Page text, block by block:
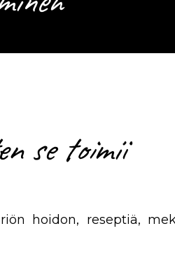
se toimii
hoidon, reseptiä,